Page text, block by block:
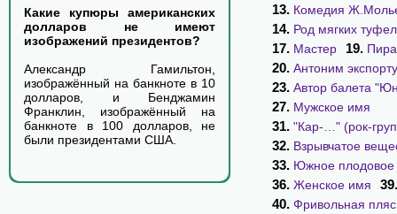
Какие купюры американских
долларов не имеют
изображений президентов?
Александр Гамильтон,
изображённый на банкноте в 10
долларов, и Бенджамин
Франклин, изображённый на
банкноте в 100 долларов, не
были президентами США.
13. Комедия
14. Род мягких
17. Мастер 19.
20. Антоним экспорту
23. Автор балета
27. Мужское имя
31. "Кар-…" (рок-
32. Взрывчатое
33. Южное плодовое
36. Женское имя
40. Фривольная